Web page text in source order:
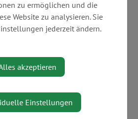
zu ermöglichen und die
Website zu analysieren. Sie
jederzeit ändern.
akzeptieren
Einstellungen